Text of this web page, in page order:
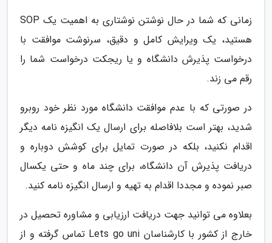
زمانی که شما در حال نوشتن نوشتاری به اهمیت یک SOP
هستید، یک ویرایش کامل و دقیق، سرنوشت موافقت با
درخواست پذیرش دانشگاه و یا ریجکت درخواست شما را
رقم می زند.
در صورتی که با عدم موافقت دانشگاه مورد نظر خود روبرو
شدید، بهتر است بلافاصله برای ارسال یک انگیزه نامه دیگر
اقدام نکنید، بلکه در صورت تمایل برای کوشش دوباره و
دریافت پذیرش آن دانشگاه، برای چند ماه و حتی یکسال
صبر نموده و مجددا اقدام به تهیه و ارسال انگیزه نامه کنید.
بعلاوه می توانید جهت دریافت ارزیابی و مشاوره تحصیل در
خارج از کشور با کارشناسان Lets go uni تماس گرفته و از